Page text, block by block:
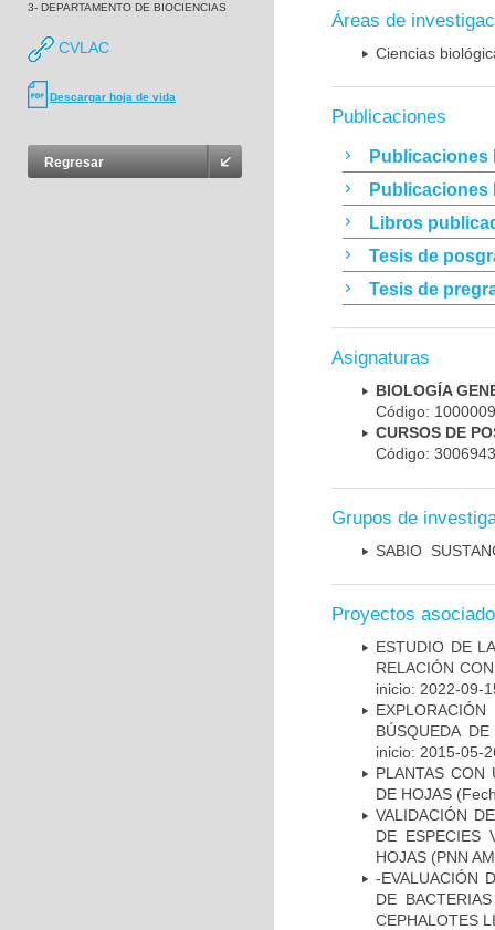
3- DEPARTAMENTO DE BIOCIENCIAS
CVLAC
Descargar hoja de vida
Regresar
Áreas de
Ciencias
Publicaciones
Publicaciones
Publicaciones
Libros
Tesis de
Tesis de
Asignaturas
BIOLOGÍA
Código:
CURSOS DE
Código:
Grupos de
SABIO
Proyectos
ESTUDIO DE
RELACIÓN
inicio: 2022-09-
BÚSQUEDA
inicio: 2015-05-
PLANTAS CON
DE HOJAS
VALIDACIÓN
DE ESPECIES
HOJAS (PNN
-EVALUACIÓN
DE
CEPHALOTES